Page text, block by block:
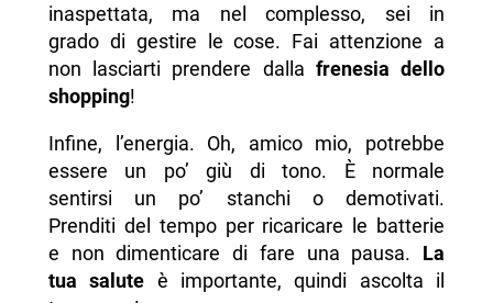
inaspettata, ma nel complesso, sei in
grado di gestire le cose. Fai attenzione a
non lasciarti prendere dalla frenesia dello
shopping!
Infine, l’energia. Oh, amico mio, potrebbe
essere un po’ giù di tono. È normale
sentirsi un po’ stanchi o demotivati.
Prenditi del tempo per ricaricare le batterie
e non dimenticare di fare una pausa. La
tua salute è importante, quindi ascolta il